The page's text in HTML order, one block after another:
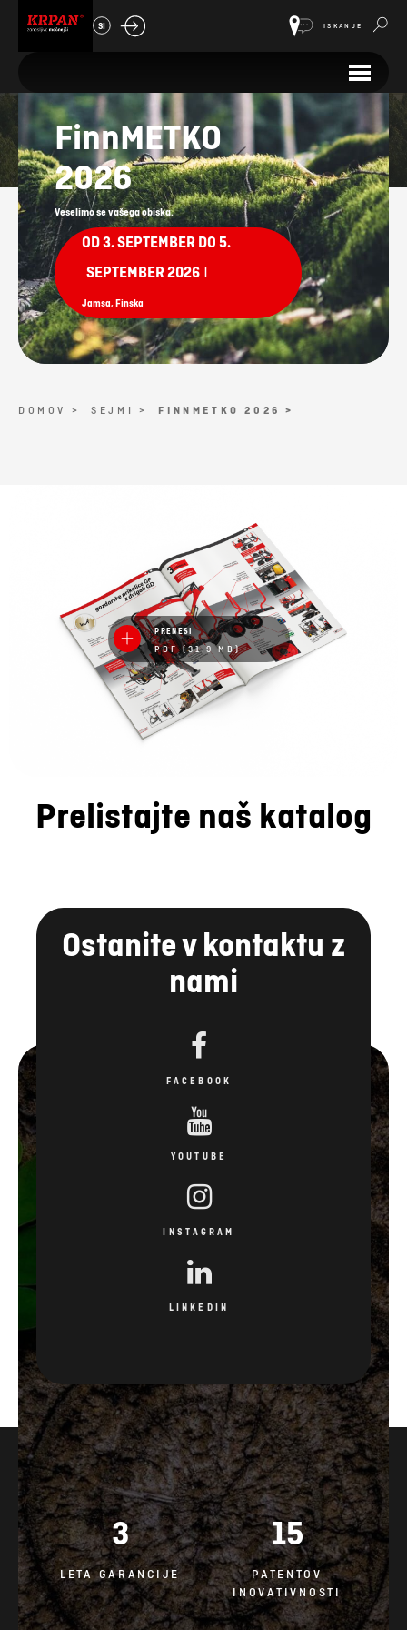
SI ISKANJE
Sejmi
FinnMETKO
2026
Veselimo se vašega obiska.
OD 3. SEPTEMBER DO 5.
SEPTEMBER 2026
Jamsa, Finska
DOMOV > SEJMI > FINNMETKO 2026 >
PRENESI
PDF (31.9 MB)
Prelistajte naš katalog
Ostanite v kontaktu z
nami
FACEBOOK
YOUTUBE
INSTAGRAM
LINKEDIN
3
LETA GARANCIJE
15
PATENTOV
INOVATIVNOSTI